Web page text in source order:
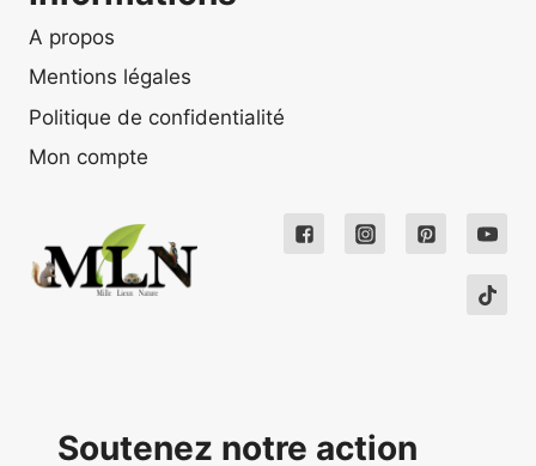
A propos
Mentions légales
Politique de confidentialité
Mon compte
Soutenez notre action